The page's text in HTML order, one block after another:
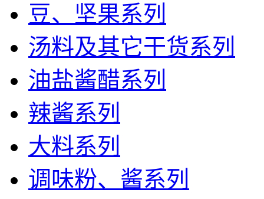
豆、坚果系列
汤料及其它干货系列
油盐酱醋系列
辣酱系列
大料系列
调味粉、酱系列